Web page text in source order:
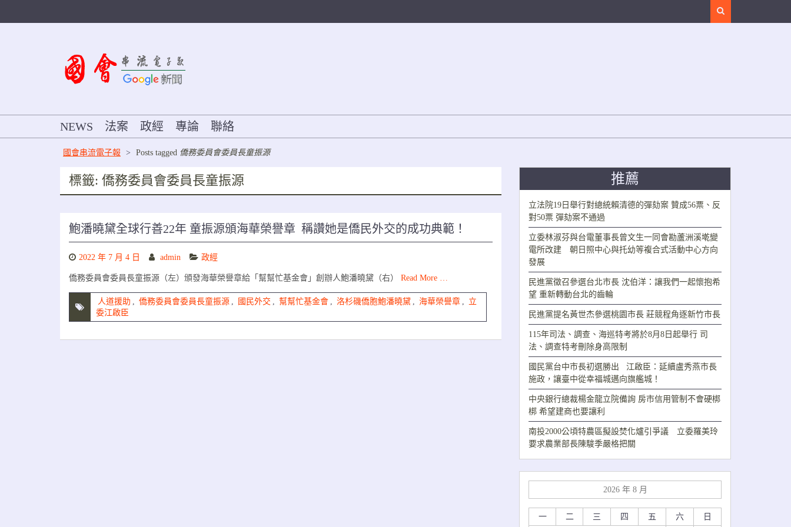
NEWS 法案 政經 專論 聯絡
國會串流電子報 > Posts tagged 僑務委員會委員長童振源
標籤: 僑務委員會委員長童振源
鮑潘曉黛全球行善22年 童振源頒海華榮譽章 稱讚她是僑民外交的成功典範！
2022 年 7 月 4 日 admin 政經
僑務委員會委員長童振源（左）頒發海華榮譽章給「幫幫忙基金會」創辦人鮑潘曉黛（右） Read More …
人道援助 , 僑務委員會委員長童振源 , 國民外交 , 幫幫忙基金會 , 洛杉磯僑胞鮑潘曉黛 , 海華榮譽章 , 立
委江啟臣
推薦
立法院19日舉行對總統賴清德的彈劾案 贊成56票、反
對50票 彈劾案不通過
立委林淑芬與台電董事長曾文生一同會勘蘆洲溪墘變
電所改建 朝日照中心與托幼等複合式活動中心方向
發展
民進黨徵召參選台北市長 沈伯洋：讓我們一起懷抱希
望 重新轉動台北的齒輪
民進黨提名黃世杰參選桃園市長 莊競程角逐新竹市長
115年司法、調查、海巡特考將於8月8日起舉行 司
法、調查特考刪除身高限制
國民黨台中市長初選勝出 江啟臣：延續盧秀燕市長
施政，讓臺中從幸福城邁向旗艦城！
中央銀行總裁楊金龍立院備詢 房市信用管制不會硬梆
梆 希望建商也要讓利
南投2000公頃特農區擬設焚化爐引爭議 立委羅美玲
要求農業部長陳駿季嚴格把關
2026 年 8 月
一 二 三 四 五 六 日